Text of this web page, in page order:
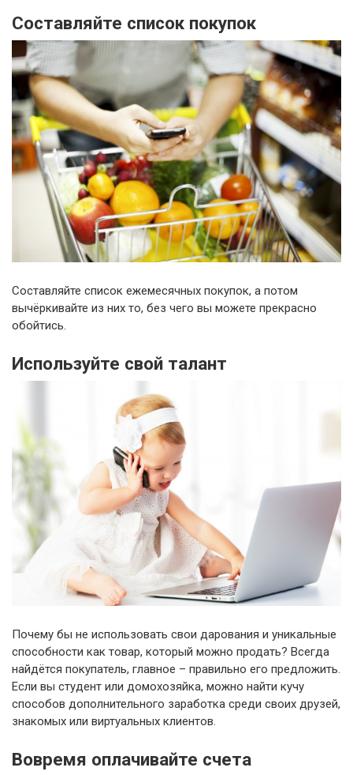
Составляйте список покупок
Составляйте список ежемесячных покупок, а потом
вычёркивайте из них то, без чего вы можете прекрасно
обойтись.
Используйте свой талант
Почему бы не использовать свои дарования и уникальные
способности как товар, который можно продать? Всегда
найдётся покупатель, главное – правильно его предложить.
Если вы студент или домохозяйка, можно найти кучу
способов дополнительного заработка среди своих друзей,
знакомых или виртуальных клиентов.
Вовремя оплачивайте счета